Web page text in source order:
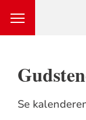
Se